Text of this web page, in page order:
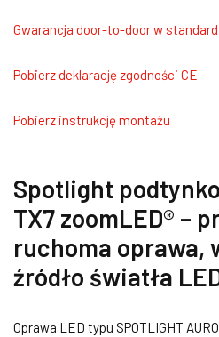
Gwarancja door-to-door w
Pobierz deklarację zgodności CE
Pobierz instrukcję montażu
Spotlight
TX7 zoomLED® –
ruchoma oprawa,
źródło światła
Oprawa LED typu SPOTLIGHT